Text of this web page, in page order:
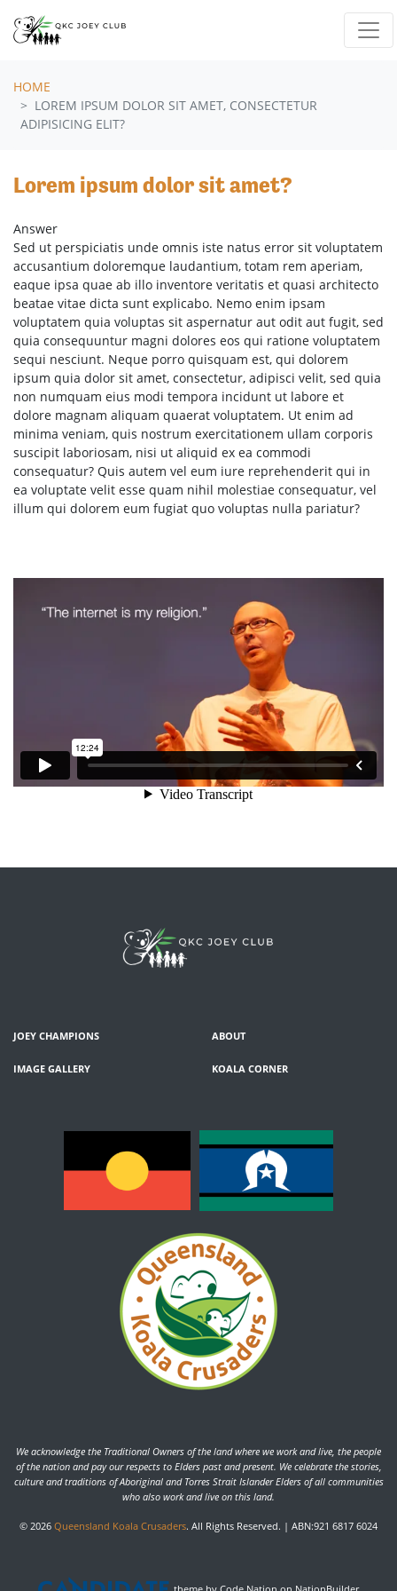
HOME
LOREM IPSUM DOLOR SIT AMET, CONSECTETUR
ADIPISICING ELIT?
Lorem ipsum dolor sit amet?
Answer
Sed ut perspiciatis unde omnis iste natus error sit voluptatem
accusantium doloremque laudantium, totam rem aperiam,
eaque ipsa quae ab illo inventore veritatis et quasi architecto
beatae vitae dicta sunt explicabo. Nemo enim ipsam
voluptatem quia voluptas sit aspernatur aut odit aut fugit, sed
quia consequuntur magni dolores eos qui ratione voluptatem
sequi nesciunt. Neque porro quisquam est, qui dolorem
ipsum quia dolor sit amet, consectetur, adipisci velit, sed quia
non numquam eius modi tempora incidunt ut labore et
dolore magnam aliquam quaerat voluptatem. Ut enim ad
minima veniam, quis nostrum exercitationem ullam corporis
suscipit laboriosam, nisi ut aliquid ex ea commodi
consequatur? Quis autem vel eum iure reprehenderit qui in
ea voluptate velit esse quam nihil molestiae consequatur, vel
illum qui dolorem eum fugiat quo voluptas nulla pariatur?
JOEY CHAMPIONS ABOUT
IMAGE GALLERY KOALA CORNER
We acknowledge the Traditional Owners of the land where we work and live, the people
of the nation and pay our respects to Elders past and present. We celebrate the stories,
culture and traditions of Aboriginal and Torres Strait Islander Elders of all communities
who also work and live on this land.
© 2026 Queensland Koala Crusaders. All Rights Reserved. | ABN:921 6817 6024